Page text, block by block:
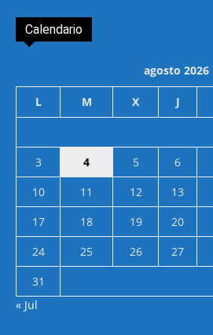
Calendario
agosto 2026
L M X J
3
4 5 6
10
11 12 13
17
18 19 20
24
25 26 27
31
« Jul